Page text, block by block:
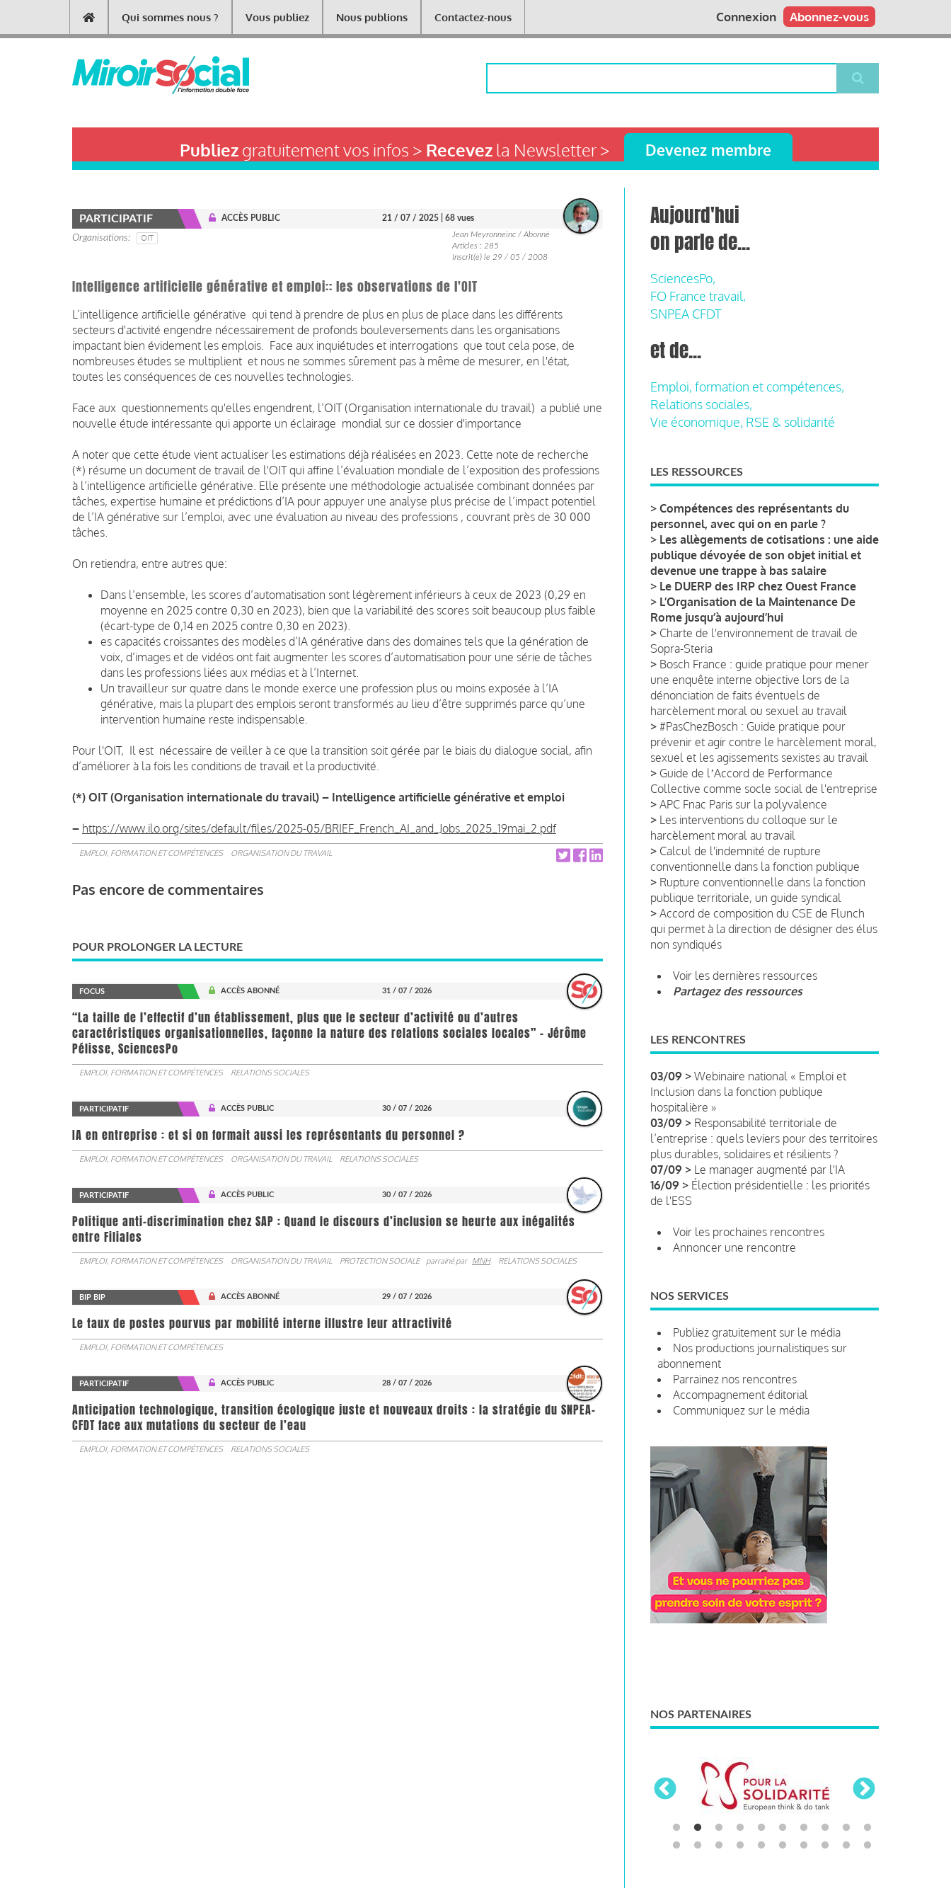
contenu
Main
navigation
Qui sommes nous ? Vous publiez Nous publions Contactez-nous Abonnez-vous
Connexion
Publiezgratuitement vos infos > Recevezla Newsletter > Devenez membre
PARTICIPATIF ACCÈS PUBLIC 21 / 07 / 2025 | 68 vues
Organisations OIT
Jean Meyronneinc / Abonné
Articles : 285
Inscrit(e) le 29 / 05 / 2008
Intelligence artificielle générative et emploi:: les observations de l'OIT
L’intelligence artificielle générative qui tend à prendre de plus en plus de place dans les différents
secteurs d'activité engendre nécessairement de profonds bouleversements dans les organisations
impactant bien évidement les emplois. Face aux inquiétudes et interrogations que tout cela pose, de
nombreuses études se multiplient et nous ne sommes sûrement pas à même de mesurer, en l'état,
toutes les conséquences de ces nouvelles technologies.
Face aux questionnements qu'elles engendrent, l’OIT (Organisation internationale du travail) a publié une
nouvelle étude intéressante qui apporte un éclairage mondial sur ce dossier d'importance
A noter que cette étude vient actualiser les estimations déjà réalisées en 2023. Cette note de recherche
(*) résume un document de travail de l'OIT qui affine l’évaluation mondiale de l’exposition des professions
à l’intelligence artificielle générative. Elle présente une méthodologie actualisée combinant données par
tâches, expertise humaine et prédictions d’IA pour appuyer une analyse plus précise de l’impact potentiel
de l’IA générative sur l’emploi, avec une évaluation au niveau des professions , couvrant près de 30 000
tâches.
On retiendra, entre autres que:
Dans l’ensemble, les scores d’automatisation sont légèrement inférieurs à ceux de 2023 (0,29 en
moyenne en 2025 contre 0,30 en 2023), bien que la variabilité des scores soit beaucoup plus faible
(écart-type de 0,14 en 2025 contre 0,30 en 2023).
es capacités croissantes des modèles d’IA générative dans des domaines tels que la génération de
voix, d’images et de vidéos ont fait augmenter les scores d’automatisation pour une série de tâches
dans les professions liées aux médias et à l’Internet.
Un travailleur sur quatre dans le monde exerce une profession plus ou moins exposée à l’IA
générative, mais la plupart des emplois seront transformés au lieu d’être supprimés parce qu’une
intervention humaine reste indispensable.
Pour l'OIT, Il est nécessaire de veiller à ce que la transition soit gérée par le biais du dialogue social, afin
d’améliorer à la fois les conditions de travail et la productivité.
(*) OIT (Organisation internationale du travail) – Intelligence artificielle générative et emploi
– https://www.ilo.org/sites/default/files/2025-05/BRIEF_French_AI_and_Jobs_2025_19mai_2.pdf
EMPLOI, FORMATION ET COMPÉTENCES ORGANISATION DU TRAVAIL
Pas encore de commentaires
POUR PROLONGER LA LECTURE
FOCUS ACCÈS ABONNÉ 31 / 07 / 2026
“La taille de l’effectif d’un établissement, plus que le secteur d’activité ou d’autres
caractéristiques organisationnelles, façonne la nature des relations sociales locales” - Jérôme
Pélisse, SciencesPo
EMPLOI, FORMATION ET COMPÉTENCES RELATIONS SOCIALES
PARTICIPATIF ACCÈS PUBLIC 30 / 07 / 2026
IA en entreprise : et si on formait aussi les représentants du personnel ?
EMPLOI, FORMATION ET COMPÉTENCES ORGANISATION DU TRAVAIL RELATIONS SOCIALES
PARTICIPATIF ACCÈS PUBLIC 30 / 07 / 2026
Politique anti-discrimination chez SAP : Quand le discours d’inclusion se heurte aux inégalités
entre Filiales
EMPLOI, FORMATION ET COMPÉTENCES ORGANISATION DU TRAVAIL PROTECTION SOCIALE parrainé par MNH RELATIONS SOCIALES
BIP BIP ACCÈS ABONNÉ 29 / 07 / 2026
Le taux de postes pourvus par mobilité interne illustre leur attractivité
EMPLOI, FORMATION ET COMPÉTENCES
PARTICIPATIF ACCÈS PUBLIC 28 / 07 / 2026
Anticipation technologique, transition écologique juste et nouveaux droits : la stratégie du SNPEA-
CFDT face aux mutations du secteur de l’eau
EMPLOI, FORMATION ET COMPÉTENCES RELATIONS SOCIALES
Aujourd'hui
on parle de...
SciencesPo,
FO France travail,
SNPEA CFDT
et de...
Emploi, formation et compétences,
Relations sociales,
Vie économique, RSE & solidarité
LES RESSOURCES
> Compétences des représentants du
personnel, avec qui on en parle ?
> Les allègements de cotisations : une aide
publique dévoyée de son objet initial et
devenue une trappe à bas salaire
> Le DUERP des IRP chez Ouest France
> L’Organisation de la Maintenance De
Rome jusqu’à aujourd’hui
> Charte de l'environnement de travail de
Sopra-Steria
> Bosch France : guide pratique pour mener
une enquête interne objective lors de la
dénonciation de faits éventuels de
harcèlement moral ou sexuel au travail
> #PasChezBosch : Guide pratique pour
prévenir et agir contre le harcèlement moral,
sexuel et les agissements sexistes au travail
> Guide de lʼAccord de Performance
Collective comme socle social de l'entreprise
> APC Fnac Paris sur la polyvalence
> Les interventions du colloque sur le
harcèlement moral au travail
> Calcul de l'indemnité de rupture
conventionnelle dans la fonction publique
> Rupture conventionnelle dans la fonction
publique territoriale, un guide syndical
> Accord de composition du CSE de Flunch
qui permet à la direction de désigner des élus
non syndiqués
Voir les dernières ressources
Partagez des ressources
LES RENCONTRES
03/09 > Webinaire national « Emploi et
Inclusion dans la fonction publique
hospitalière »
03/09 > Responsabilité territoriale de
l’entreprise : quels leviers pour des territoires
plus durables, solidaires et résilients ?
07/09 > Le manager augmenté par l'IA
16/09 > Élection présidentielle : les priorités
de l'ESS
Voir les prochaines rencontres
Annoncer une rencontre
NOS SERVICES
Publiez gratuitement sur le média
Nos productions journalistiques sur
abonnement
Parrainez nos rencontres
Accompagnement éditorial
Communiquez sur le média
NOS PARTENAIRES